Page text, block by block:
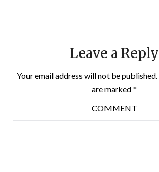
Leave a Reply
Your email address will not be published.
are marked*
COMMENT